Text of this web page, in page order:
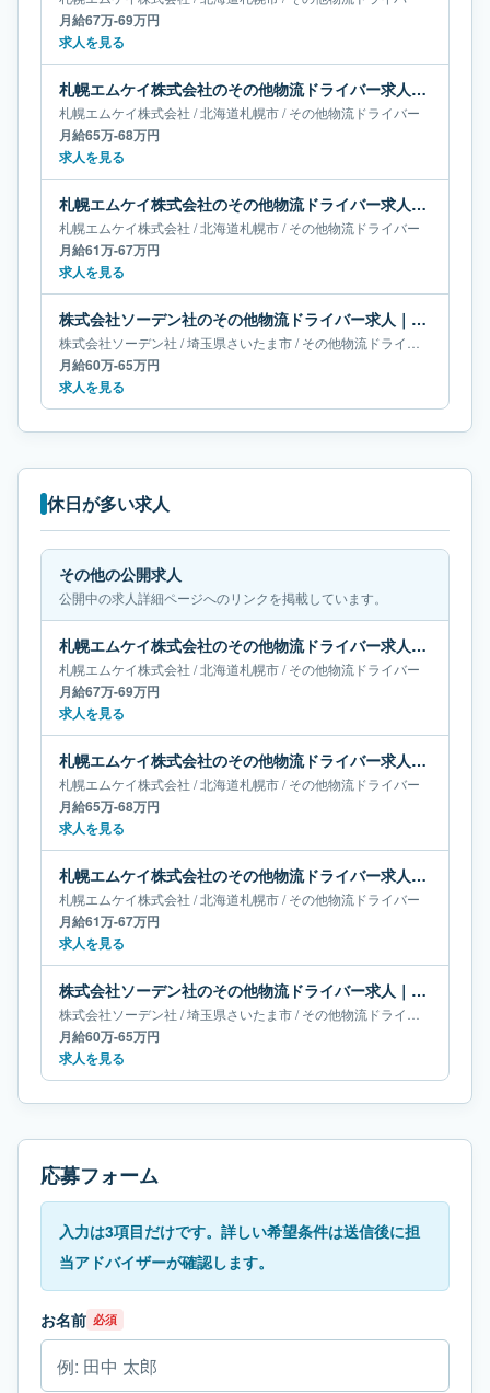
月給67万-69万円
求人を見る
札幌エムケイ株式会社のその他物流ドライバー求人｜北海道札幌市｜月給65万-68万円
札幌エムケイ株式会社 /北海道札幌市/その他物流ドライバー
月給65万-68万円
求人を見る
札幌エムケイ株式会社のその他物流ドライバー求人｜北海道札幌市｜月給61万-67万円
札幌エムケイ株式会社 /北海道札幌市/その他物流ドライバー
月給61万-67万円
求人を見る
株式会社ソーデン社のその他物流ドライバー求人｜埼玉県さいたま市｜月給60万-65万円
株式会社ソーデン社 /埼玉県さいたま市/その他物流ドライバー
月給60万-65万円
求人を見る
休日が多い求人
その他の公開求人
公開中の求人詳細ページへのリンクを掲載しています。
札幌エムケイ株式会社のその他物流ドライバー求人｜北海道札幌市｜月給67万-69万円
札幌エムケイ株式会社 /北海道札幌市/その他物流ドライバー
月給67万-69万円
求人を見る
札幌エムケイ株式会社のその他物流ドライバー求人｜北海道札幌市｜月給65万-68万円
札幌エムケイ株式会社 /北海道札幌市/その他物流ドライバー
月給65万-68万円
求人を見る
札幌エムケイ株式会社のその他物流ドライバー求人｜北海道札幌市｜月給61万-67万円
札幌エムケイ株式会社 /北海道札幌市/その他物流ドライバー
月給61万-67万円
求人を見る
株式会社ソーデン社のその他物流ドライバー求人｜埼玉県さいたま市｜月給60万-65万円
株式会社ソーデン社 /埼玉県さいたま市/その他物流ドライバー
月給60万-65万円
求人を見る
応募フォーム
入力は3項目だけです。詳しい希望条件は送信後に担
当アドバイザーが確認します。
お名前 必須